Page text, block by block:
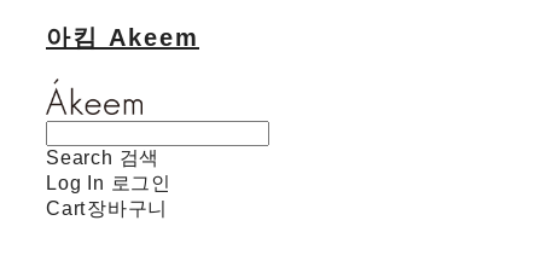
아킴 Akeem
Search 검색
Log In 로그인
Cart장바구니